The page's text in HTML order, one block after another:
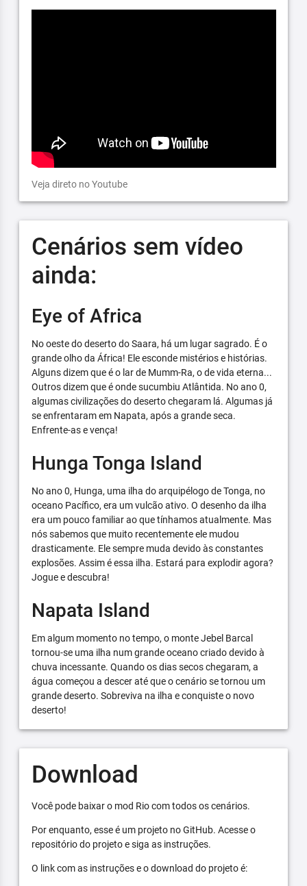
Veja direto no Youtube
Cenários sem vídeo
ainda:
Eye of Africa
No oeste do deserto do Saara, há um lugar sagrado. É o
grande olho da África! Ele esconde mistérios e histórias.
Alguns dizem que é o lar de Mumm-Ra, o de vida eterna...
Outros dizem que é onde sucumbiu Atlântida. No ano 0,
algumas civilizações do deserto chegaram lá. Algumas já
se enfrentaram em Napata, após a grande seca.
Enfrente-as e vença!
Hunga Tonga Island
No ano 0, Hunga, uma ilha do arquipélogo de Tonga, no
oceano Pacífico, era um vulcão ativo. O desenho da ilha
era um pouco familiar ao que tínhamos atualmente. Mas
nós sabemos que muito recentemente ele mudou
drasticamente. Ele sempre muda devido às constantes
explosões. Assim é essa ilha. Estará para explodir agora?
Jogue e descubra!
Napata Island
Em algum momento no tempo, o monte Jebel Barcal
tornou-se uma ilha num grande oceano criado devido à
chuva incessante. Quando os dias secos chegaram, a
água começou a descer até que o cenário se tornou um
grande deserto. Sobreviva na ilha e conquiste o novo
deserto!
Download
Você pode baixar o mod Rio com todos os cenários.
Por enquanto, esse é um projeto no GitHub. Acesse o
repositório do projeto e siga as instruções.
O link com as instruções e o download do projeto é: